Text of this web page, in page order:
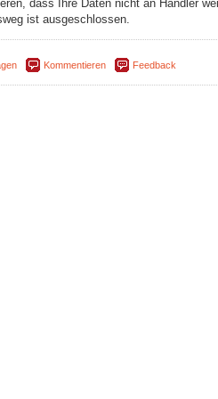
dass Ihre Daten nicht an Händler
ist ausgeschlossen.
Kommentieren Feedback